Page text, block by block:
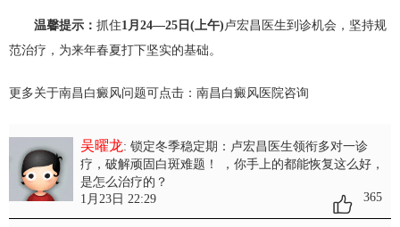
温馨提示： 抓住1月24—25日(上午) 卢宏昌医生到诊机会，坚持规
范治疗，为来年春夏打下坚实的基础。
更多关于南昌白癜风问题可点击： 南昌白癜风医院咨询
吴曜龙: 锁定冬季稳定期：卢宏昌医生领衔多对一诊
疗，破解顽固白斑难题！
，你手上的都能恢复这么好，
是怎么治疗的？
1月23日 22:29
365